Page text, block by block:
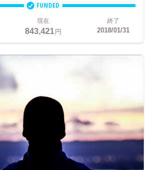
FUNDED
現在
843,421円
終了
2018/01/31